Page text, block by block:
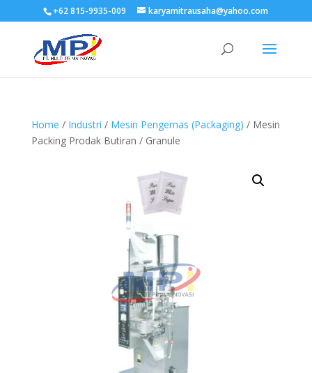
+62 815-9935-009 karyamitrausaha@yahoo.com
Home / Industri / Mesin Pengemas (Packaging) / Mesin
Packing Prodak Butiran / Granule